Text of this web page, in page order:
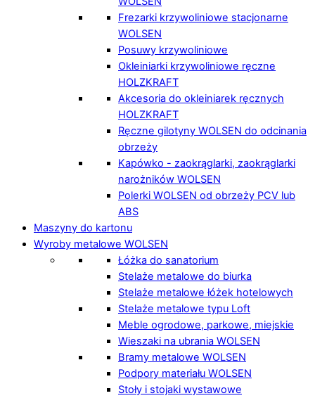
Frezarki krzywoliniowe stacjonarne
WOLSEN
Posuwy krzywoliniowe
Okleiniarki krzywoliniowe ręczne
HOLZKRAFT
Akcesoria do okleiniarek ręcznych
HOLZKRAFT
Ręczne gilotyny WOLSEN do odcinania
obrzeży
Kapówko - zaokrąglarki, zaokrąglarki
narożników WOLSEN
Polerki WOLSEN od obrzeży PCV lub
ABS
Maszyny do kartonu
Wyroby metalowe WOLSEN
Łóżka do sanatorium
Stelaże metalowe do biurka
Stelaże metalowe łóżek hotelowych
Stelaże metalowe typu Loft
Meble ogrodowe, parkowe, miejskie
Wieszaki na ubrania WOLSEN
Bramy metalowe WOLSEN
Podpory materiału WOLSEN
Stoły i stojaki wystawowe